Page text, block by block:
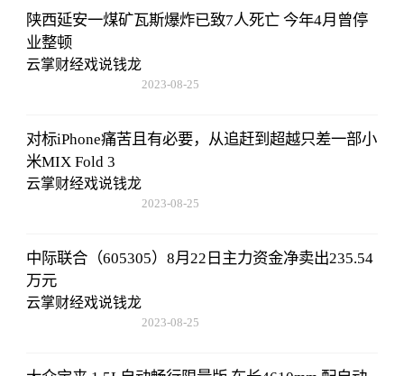
陕西延安一煤矿瓦斯爆炸已致7人死亡 今年4月曾停
业整顿
云掌财经戏说钱龙
2023-08-25
对标iPhone痛苦且有必要，从追赶到超越只差一部小
米MIX Fold 3
云掌财经戏说钱龙
2023-08-25
中际联合（605305）8月22日主力资金净卖出235.54
万元
云掌财经戏说钱龙
2023-08-25